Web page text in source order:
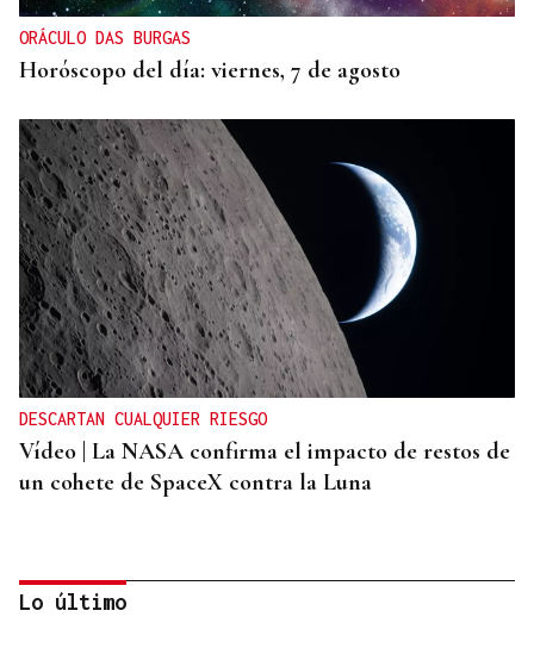
ORÁCULO DAS BURGAS
Horóscopo del día: viernes, 7 de agosto
DESCARTAN CUALQUIER RIESGO
Vídeo | La NASA confirma el impacto de restos de
un cohete de SpaceX contra la Luna
Lo último